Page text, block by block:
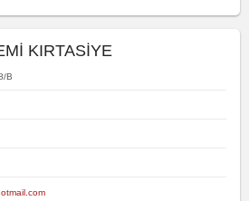
KIRTASİYE
B